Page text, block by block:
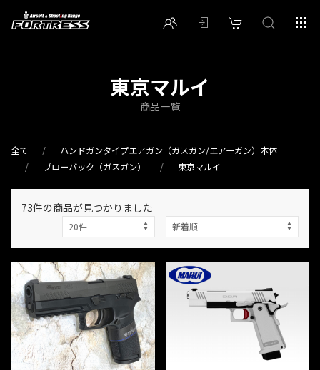
東京マルイ
商品一覧
全て
ハンドガンタイプエアガン（ガスガン/エアーガン）本体
ブローバック（ガスガン）
東京マルイ
73件の商品が見つかりました